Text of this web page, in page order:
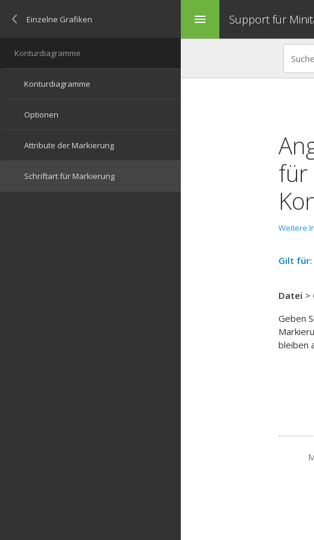
menu Support für
für
Weitere
Gilt für:
Datei >
Geben
bleiben